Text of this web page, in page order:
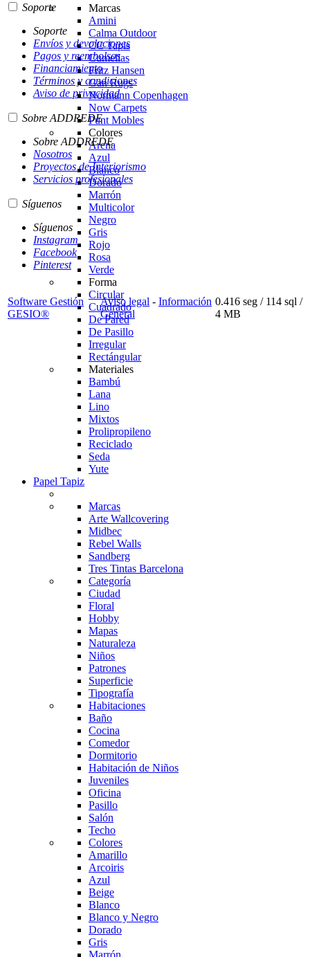
Marcas
Amini
Calma Outdoor
CC Tapis
Cumellas
Fritz Hansen
Gan Rugs
Normann Copenhagen
Now Carpets
Punt Mobles
Colores
Arena
Azul
Blanco
Dorado
Marrón
Multicolor
Negro
Gris
Rojo
Rosa
Verde
Forma
Circular
Cuadrado
De Pared
De Pasillo
Irregular
Rectángular
Materiales
Bambú
Lana
Lino
Mixtos
Prolipropileno
Reciclado
Seda
Yute
Papel Tapiz
Marcas
Arte Wallcovering
Midbec
Rebel Walls
Sandberg
Tres Tintas Barcelona
Categoría
Ciudad
Floral
Hobby
Mapas
Naturaleza
Niños
Patrones
Superficie
Tipografía
Habitaciones
Baño
Cocina
Comedor
Dormitorio
Habitación de Niños
Juveniles
Oficina
Pasillo
Salón
Techo
Colores
Amarillo
Arcoiris
Azul
Beige
Blanco
Blanco y Negro
Dorado
Gris
Marrón
Soporte
Soporte
Envíos y devoluciones
Pagos y reembolsos
Financiamiento
Términos y condiciones
Aviso de privacidad
Sobre ADDREDE
Sobre ADDREDE
Nosotros
Proyectos de Interiorismo
Servicios profesionales
Síguenos
Síguenos
Instagram
Facebook
Pinterest
Software Gestión
GESIO®
Aviso legal - Información
General
0.416 seg / 114 sql /
4 MB